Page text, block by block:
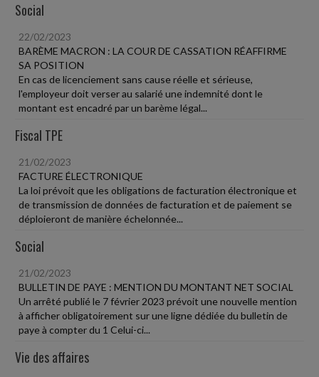
Social
22/02/2023
BARÈME MACRON : LA COUR DE CASSATION RÉAFFIRME
SA POSITION
En cas de licenciement sans cause réelle et sérieuse,
l'employeur doit verser au salarié une indemnité dont le
montant est encadré par un barème légal...
Fiscal TPE
21/02/2023
FACTURE ÉLECTRONIQUE
La loi prévoit que les obligations de facturation électronique et
de transmission de données de facturation et de paiement se
déploieront de manière échelonnée...
Social
21/02/2023
BULLETIN DE PAYE : MENTION DU MONTANT NET SOCIAL
Un arrêté publié le 7 février 2023 prévoit une nouvelle mention
à afficher obligatoirement sur une ligne dédiée du bulletin de
paye à compter du 1 Celui-ci...
Vie des affaires